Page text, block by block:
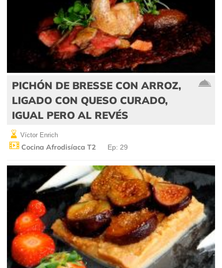
PICHÓN DE BRESSE CON ARROZ,
LIGADO CON QUESO CURADO,
IGUAL PERO AL REVÉS
Víctor Enrich
Cocina Afrodisíaca T2 Ep: 29